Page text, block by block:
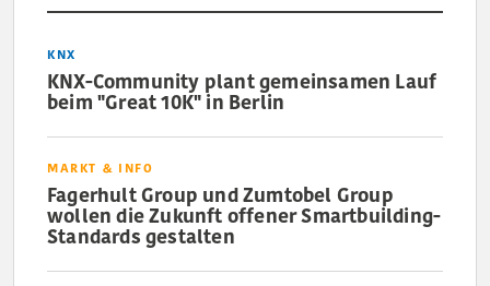
KNX
KNX-Community plant gemeinsamen Lauf
beim "Great 10K" in Berlin
MARKT & INFO
Fagerhult Group und Zumtobel Group
wollen die Zukunft offener Smartbuilding-
Standards gestalten